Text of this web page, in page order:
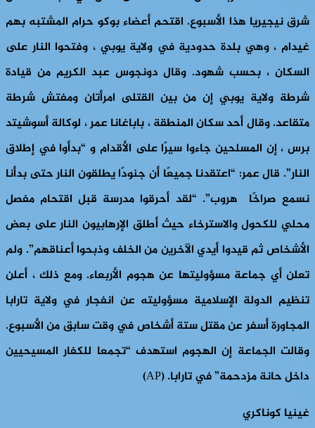
شرق نيجيريا هذا الأسبوع. اقتحم أعضاء بوكو حرام المشتبه بهم
غيدام ، وهي بلدة حدودية في ولاية يوبي ، وفتحوا النار على
السكان ، بحسب شهود. وقال دونجوس عبد الكريم من قيادة
شرطة ولاية يوبي إن من بين القتلى امرأتان ومفتش شرطة
متقاعد. وقال أحد سكان المنطقة ، باباغانا عمر ، لوكالة أسوشيتد
برس ، إن المسلحين جاءوا سيرًا على الأقدام و “بدأوا في إطلاق
النار”. قال عمر: “اعتقدنا جميعًا أن جنودًا يطلقون النار حتى بدأنا
نسمع صراخًا هروب”. “لقد أحرقوا مدرسة قبل اقتحام مفصل
محلي للكحول والاسترخاء حيث أطلق الإرهابيون النار على بعض
الأشخاص ثم قيدوا أيدي الآخرين من الخلف وذبحوا أعناقهم”. ولم
تعلن أي جماعة مسؤوليتها عن هجوم الأربعاء. ومع ذلك ، أعلن
تنظيم الدولة الإسلامية مسؤوليته عن انفجار في ولاية تارابا
المجاورة أسفر عن مقتل ستة أشخاص في وقت سابق من الأسبوع.
وقالت الجماعة إن الهجوم استهدف “تجمعا للكفار المسيحيين
داخل حانة مزدحمة” في تارابا. (AP)
غينيا كوناكري